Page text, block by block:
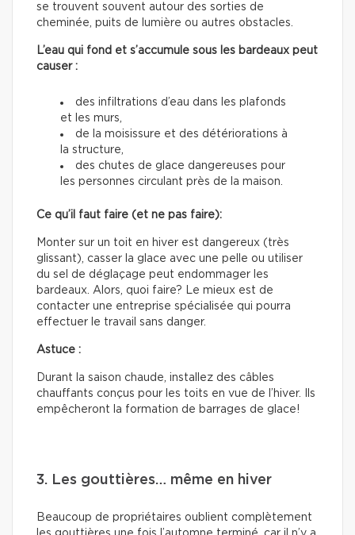
se trouvent souvent autour des sorties de
cheminée, puits de lumière ou autres obstacles.
L’eau qui fond et s’accumule sous les bardeaux peut
causer :
des infiltrations d’eau dans les plafonds
et les murs,
de la moisissure et des détériorations à
la structure,
des chutes de glace dangereuses pour
les personnes circulant près de la maison.
Ce qu’il faut faire (et ne pas faire):
Monter sur un toit en hiver est dangereux (très
glissant), casser la glace avec une pelle ou utiliser
du sel de déglaçage peut endommager les
bardeaux. Alors, quoi faire? Le mieux est de
contacter une entreprise spécialisée qui pourra
effectuer le travail sans danger.
Astuce :
Durant la saison chaude, installez des câbles
chauffants conçus pour les toits en vue de l’hiver. Ils
empêcheront la formation de barrages de glace!
3. Les gouttières… même en hiver
Beaucoup de propriétaires oublient complètement